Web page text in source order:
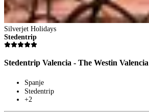
Silverjet Holidays
Stedentrip
Stedentrip Valencia - The Westin Valencia
Spanje
Stedentrip
+2